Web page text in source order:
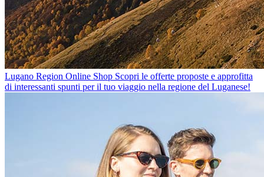
Lugano Region Online Shop Scopri le offerte proposte e approfitta
di interessanti spunti per il tuo viaggio nella regione del Luganese!